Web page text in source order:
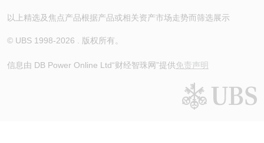
以上精选及焦点产品根据产品或相关资产市场走势而筛选展示
© UBS 1998-2026 . 版权所有。
信息由 DB Power Online Ltd“财经智珠网”提供免责声明